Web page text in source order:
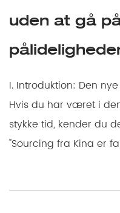
uden at gå
I. Introduktion: Den
Hvis du har været i
stykke tid, kender du
"Sourcing fra Kina er